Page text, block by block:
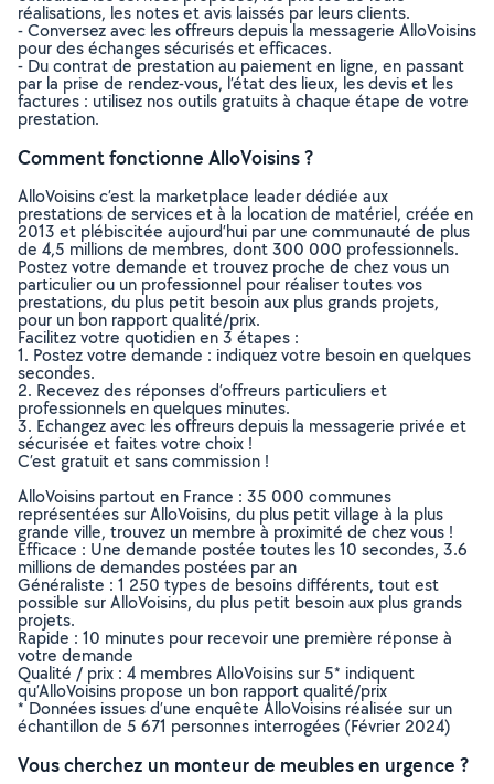
réalisations, les notes et avis laissés par leurs clients.
- Conversez avec les offreurs depuis la messagerie AlloVoisins
pour des échanges sécurisés et efficaces.
- Du contrat de prestation au paiement en ligne, en passant
par la prise de rendez-vous, l’état des lieux, les devis et les
factures : utilisez nos outils gratuits à chaque étape de votre
prestation.
Comment fonctionne AlloVoisins ?
AlloVoisins c’est la marketplace leader dédiée aux
prestations de services et à la location de matériel, créée en
2013 et plébiscitée aujourd’hui par une communauté de plus
de 4,5 millions de membres, dont 300 000 professionnels.
Postez votre demande et trouvez proche de chez vous un
particulier ou un professionnel pour réaliser toutes vos
prestations, du plus petit besoin aux plus grands projets,
pour un bon rapport qualité/prix.
Facilitez votre quotidien en 3 étapes :
1. Postez votre demande : indiquez votre besoin en quelques
secondes.
2. Recevez des réponses d’offreurs particuliers et
professionnels en quelques minutes.
3. Echangez avec les offreurs depuis la messagerie privée et
sécurisée et faites votre choix !
C’est gratuit et sans commission !
AlloVoisins partout en France : 35 000 communes
représentées sur AlloVoisins, du plus petit village à la plus
grande ville, trouvez un membre à proximité de chez vous !
Efficace : Une demande postée toutes les 10 secondes, 3.6
millions de demandes postées par an
Généraliste : 1 250 types de besoins différents, tout est
possible sur AlloVoisins, du plus petit besoin aux plus grands
projets.
Rapide : 10 minutes pour recevoir une première réponse à
votre demande
Qualité / prix : 4 membres AlloVoisins sur 5* indiquent
qu’AlloVoisins propose un bon rapport qualité/prix
* Données issues d’une enquête AlloVoisins réalisée sur un
échantillon de 5 671 personnes interrogées (Février 2024)
Vous cherchez un monteur de meubles en urgence ?